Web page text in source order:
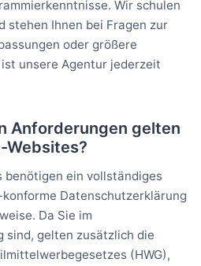
Wir schulen
stehen Ihnen bei Fragen zur
oder größere
unsere Agentur jederzeit
Anforderungen gelten
Websites?
benötigen ein vollständiges
konforme Datenschutzerklärung
Da Sie im
sind, gelten zusätzlich die
(HWG),